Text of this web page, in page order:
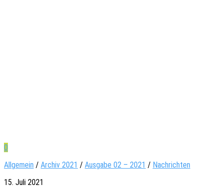
0
Allgemein / Archiv 2021 / Ausgabe 02 – 2021 / Nachrichten
15. Juli 2021